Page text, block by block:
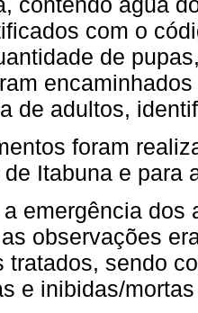
com o
de
de adultos,
foram
Itabuna e para
emergência dos
observações
tratados, sendo
e inibidas/